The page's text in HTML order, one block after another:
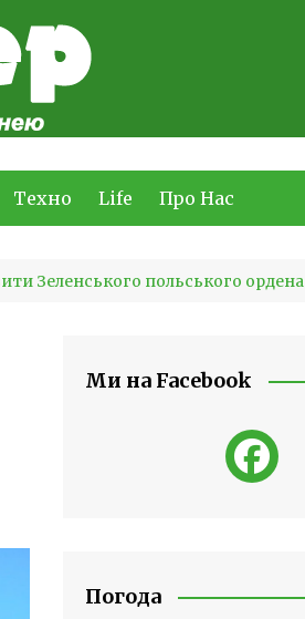
Техно Life Про Нас
Зеленського польського ордена
Ми на Facebook
Погода